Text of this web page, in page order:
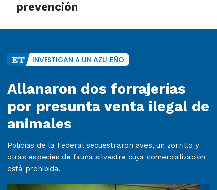
prevención
INVESTIGAN A UN AZULEÑO
Allanaron dos forrajerías
por presunta venta ilegal de
animales
Policías de la Federal secuestraron aves, un zorrillo y
otras especies de fauna silvestre cuya comercialización
está prohibida.